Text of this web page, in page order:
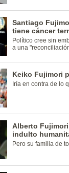
Santiago
tiene cáncer
Político cree sin
a una
Keiko Fujimori
Iría en contra de lo
Alberto
indulto
Pero su familia de